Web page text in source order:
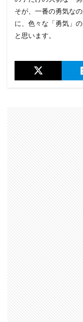
そが、一番の勇気な
に、色々な「勇気」
と思います。